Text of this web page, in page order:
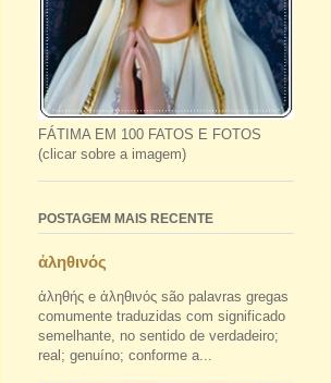
FÁTIMA EM 100 FATOS E FOTOS
(clicar sobre a imagem)
POSTAGEM MAIS RECENTE
ἀληθινός
ἀληθής e ἀληθινός são palavras gregas
comumente traduzidas com significado
semelhante, no sentido de verdadeiro;
real; genuíno; conforme a...